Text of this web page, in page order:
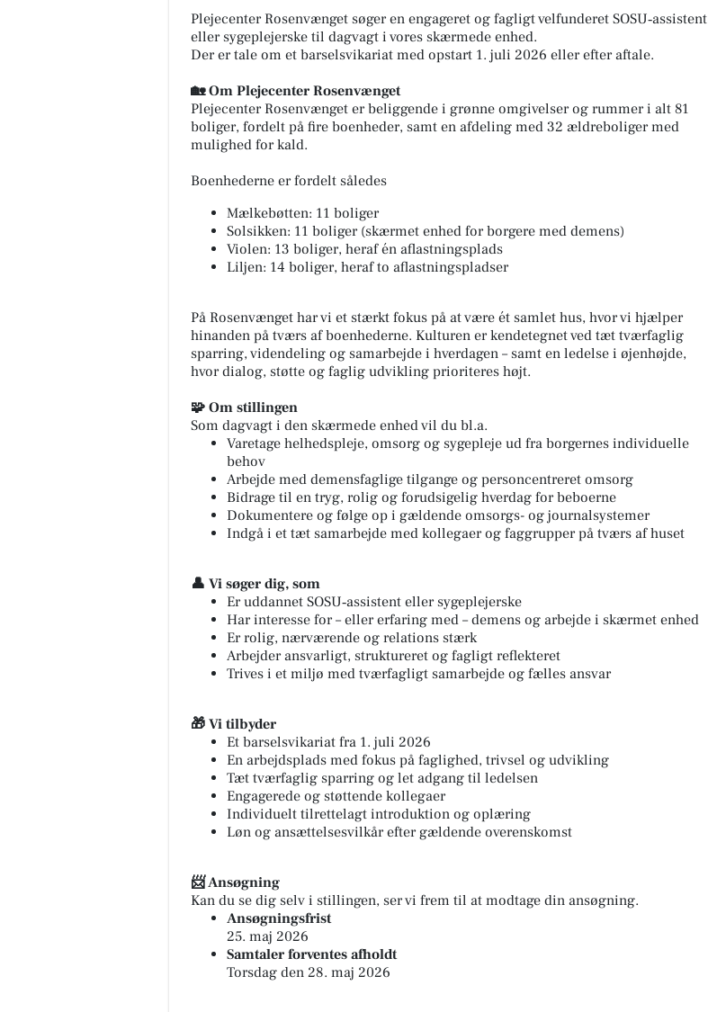
Plejecenter Rosenvænget søger en engageret og fagligt velfunderet SOSU‑assistent
eller sygeplejerske til dagvagt i vores skærmede enhed.
Der er tale om et barselsvikariat med opstart 1. juli 2026 eller efter aftale.
🏡 Om Plejecenter Rosenvænget
Plejecenter Rosenvænget er beliggende i grønne omgivelser og rummer i alt 81
boliger, fordelt på fire boenheder, samt en afdeling med 32 ældreboliger med
mulighed for kald.
Boenhederne er fordelt således
Mælkebøtten: 11 boliger
Solsikken: 11 boliger (skærmet enhed for borgere med demens)
Violen: 13 boliger, heraf én aflastningsplads
Liljen: 14 boliger, heraf to aflastningspladser
På Rosenvænget har vi et stærkt fokus på at være ét samlet hus, hvor vi hjælper
hinanden på tværs af boenhederne. Kulturen er kendetegnet ved tæt tværfaglig
sparring, videndeling og samarbejde i hverdagen – samt en ledelse i øjenhøjde,
hvor dialog, støtte og faglig udvikling prioriteres højt.
🧩 Om stillingen
Som dagvagt i den skærmede enhed vil du bl.a.
Varetage helhedspleje, omsorg og sygepleje ud fra borgernes individuelle
behov
Arbejde med demensfaglige tilgange og personcentreret omsorg
Bidrage til en tryg, rolig og forudsigelig hverdag for beboerne
Dokumentere og følge op i gældende omsorgs- og journalsystemer
Indgå i et tæt samarbejde med kollegaer og faggrupper på tværs af huset
👤 Vi søger dig, som
Er uddannet SOSU‑assistent eller sygeplejerske
Har interesse for – eller erfaring med – demens og arbejde i skærmet enhed
Er rolig, nærværende og relations stærk
Arbejder ansvarligt, struktureret og fagligt reflekteret
Trives i et miljø med tværfagligt samarbejde og fælles ansvar
🎁 Vi tilbyder
Et barselsvikariat fra 1. juli 2026
En arbejdsplads med fokus på faglighed, trivsel og udvikling
Tæt tværfaglig sparring og let adgang til ledelsen
Engagerede og støttende kollegaer
Individuelt tilrettelagt introduktion og oplæring
Løn og ansættelsesvilkår efter gældende overenskomst
📨 Ansøgning
Kan du se dig selv i stillingen, ser vi frem til at modtage din ansøgning.
Ansøgningsfrist
25. maj 2026
Samtaler forventes afholdt
Torsdag den 28. maj 2026
Fru Hansens Butik & Café
Flot jubilæumskurv lavet på
bestilling til afhentning i morgen
🤗🎁🎁 #fruhansensbutikogcafe
#gaveide #jubilæumsgave